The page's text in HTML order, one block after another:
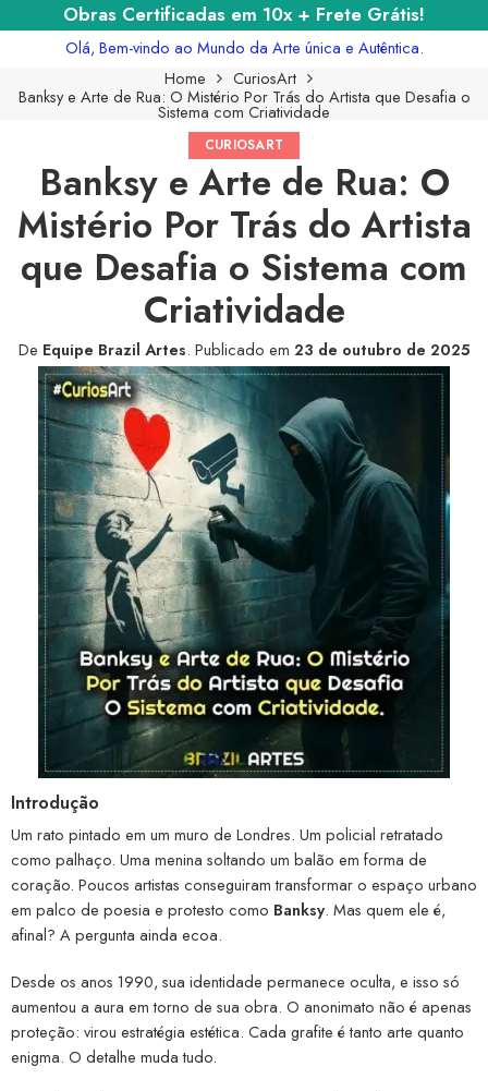
Obras Certificadas em 10x + Frete Grátis!
Olá, Bem-vindo ao Mundo da Arte única e Autêntica.
Home
CuriosArt
Banksy e Arte de Rua: O Mistério Por Trás do Artista que Desafia o
Sistema com Criatividade
CURIOSART
Banksy e Arte de Rua: O
Mistério Por Trás do Artista
que Desafia o Sistema com
Criatividade
De Equipe Brazil Artes. Publicado em 23 de outubro de 2025
Introdução
Um rato pintado em um muro de Londres. Um policial retratado
como palhaço. Uma menina soltando um balão em forma de
coração. Poucos artistas conseguiram transformar o espaço urbano
em palco de poesia e protesto como Banksy. Mas quem ele é,
afinal? A pergunta ainda ecoa.
Desde os anos 1990, sua identidade permanece oculta, e isso só
aumentou a aura em torno de sua obra. O anonimato não é apenas
proteção: virou estratégia estética. Cada grafite é tanto arte quanto
enigma. O detalhe muda tudo.